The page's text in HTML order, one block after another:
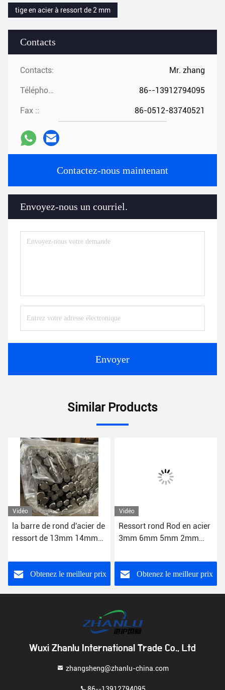
Contacts
Contacts: Mr. zhang
Téléphone :: 86--13912794095
Fax :: 86-0512-83740521
Contactez-nous maintenant
Envoyez-nous un courriel.
Envoyer
tige en acier à ressort de 2 mm
Similar Products
Vidéo
la barre de rond d'acier de
ressort de 13mm 14mm
6.0mm-1200mm
Obtenez le meilleur prix
Vidéo
Ressort rond Rod en acier
3mm 6mm 5mm 2mm
Obtenez le meilleur prix
Wuxi Zhanlu International Trade Co., Ltd
zhangsheng@zhanlu-china.com